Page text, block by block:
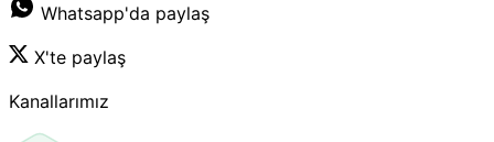
Whatsapp'da paylaş
X'te paylaş
Kanallarımız